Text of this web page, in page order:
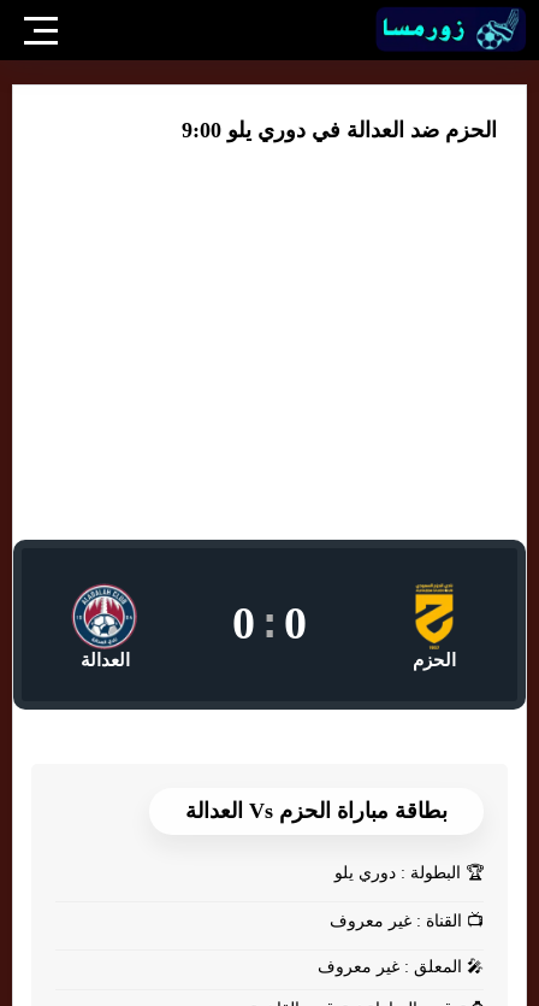
الحزم ضد العدالة في دوري يلو 9:00
الحزم
0
:
0
العدالة
بطاقة مباراة الحزم Vs العدالة
🏆 البطولة : دوري يلو
📺 القناة : غير معروف
🎤 المعلق : غير معروف